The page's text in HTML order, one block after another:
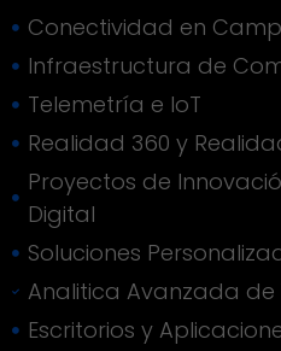
Conectividad en
Infraestructura de
Telemetría e IoT
Realidad 360 y
Proyectos de
Digital
Soluciones
Analitica Avanzada de
Escritorios y